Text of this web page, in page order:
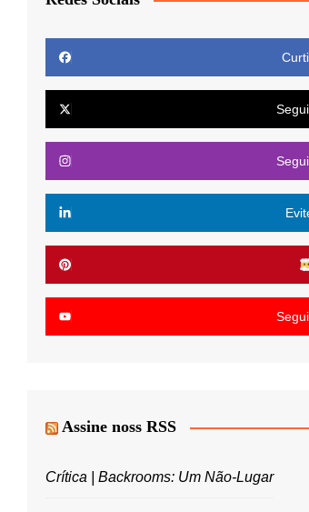
Assine noss RSS
Crítica | Backrooms: Um Não-Lugar